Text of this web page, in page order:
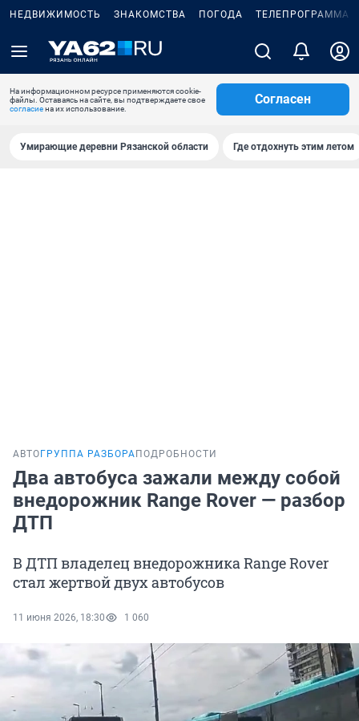
НЕДВИЖИМОСТЬ ЗНАКОМСТВА ПОГОДА ТЕЛЕПРОГРАММА
На информационном ресурсе применяются cookie-
файлы. Оставаясь на сайте, вы подтверждаете свое
согласиена их использование.
Согласен
Умирающие деревни Рязанской области Где отдохнуть этим летом
АВТО ГРУППА РАЗБОРА ПОДРОБНОСТИ
Два автобуса зажали между собой
внедорожник Range Rover — разбор
ДТП
В ДТП владелец внедорожника Range Rover
стал жертвой двух автобусов
11 июня 2026, 18:30 1 060